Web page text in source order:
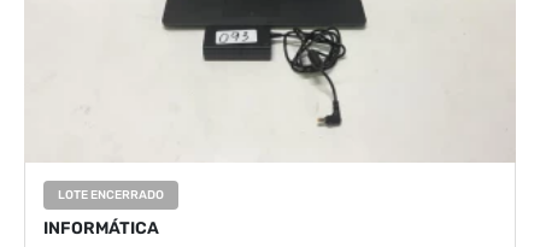
LOTE ENCERRADO
INFORMÁTICA